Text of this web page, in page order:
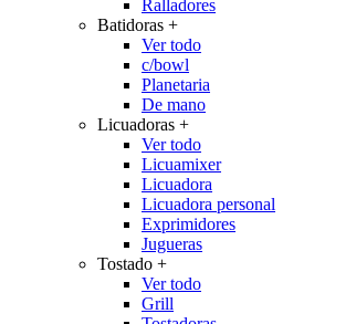
Ralladores
Batidoras +
Ver todo
c/bowl
Planetaria
De mano
Licuadoras +
Ver todo
Licuamixer
Licuadora
Licuadora personal
Exprimidores
Jugueras
Tostado +
Ver todo
Grill